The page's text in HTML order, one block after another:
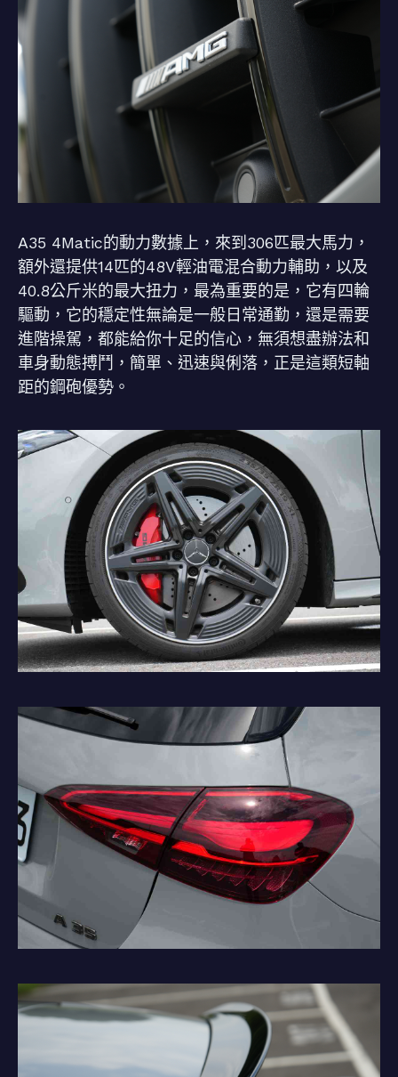
A35 4Matic的動力數據上，來到306匹最大馬力，
額外還提供14匹的48V輕油電混合動力輔助，以及
40.8公斤米的最大扭力，最為重要的是，它有四輪
驅動，它的穩定性無論是一般日常通勤，還是需要
進階操駕，都能給你十足的信心，無須想盡辦法和
車身動態搏鬥，簡單、迅速與俐落，正是這類短軸
距的鋼砲優勢。